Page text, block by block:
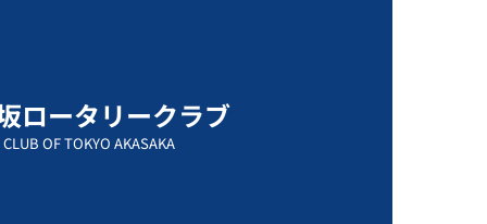
ロータリークラブ
OF TOKYO AKASAKA